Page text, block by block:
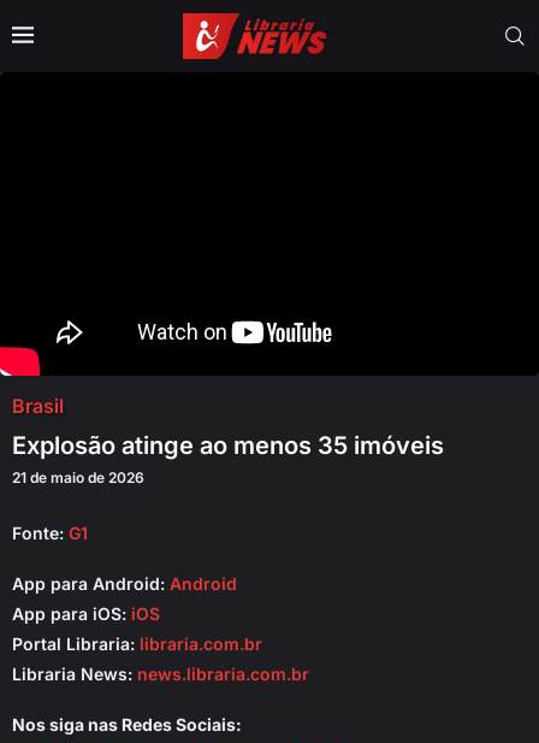
Brasil
Explosão atinge ao menos 35 imóveis
21 de maio de 2026
Fonte: G1
App para Android: Android
App para iOS: iOS
Portal Libraria: libraria.com.br
Libraria News: news.libraria.com.br
Nos siga nas Redes Sociais: